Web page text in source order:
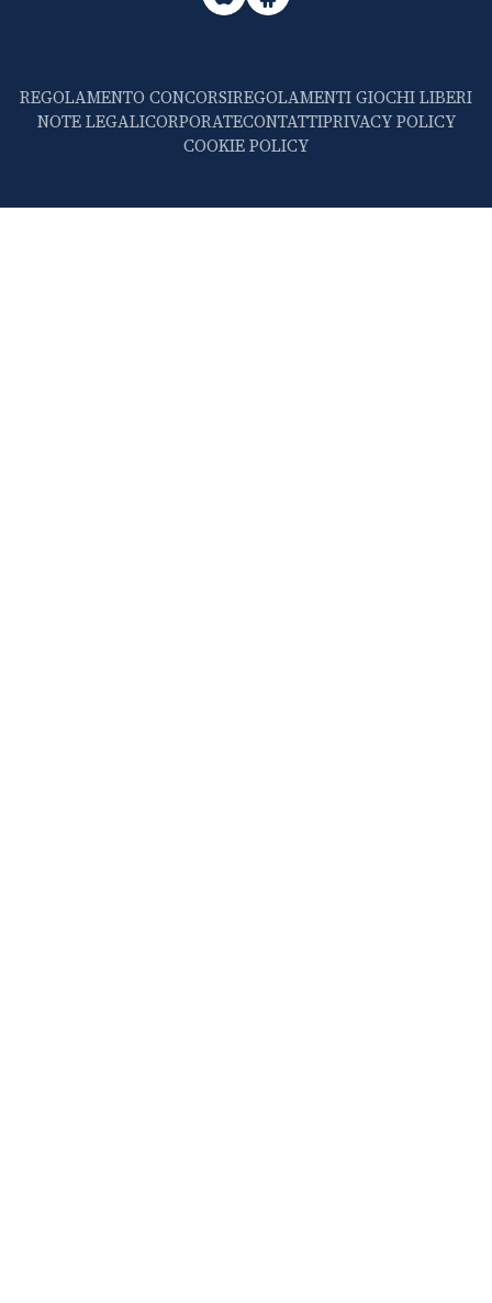
REGOLAMENTO CONCORSIREGOLAMENTI GIOCHI LIBERI
NOTE LEGALICORPORATECONTATTIPRIVACY POLICY
COOKIE POLICY